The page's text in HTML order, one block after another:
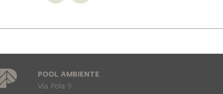
POOL AMBIENTE
Via Pola 9